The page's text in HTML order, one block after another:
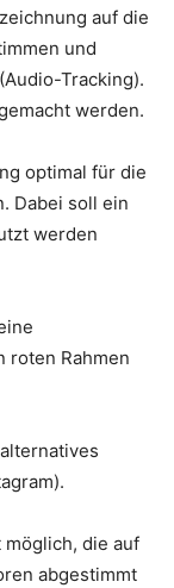
auf die
und
Tracking).
werden.
optimal für die
Dabei soll ein
werden
roten Rahmen
möglich, die auf
abgestimmt